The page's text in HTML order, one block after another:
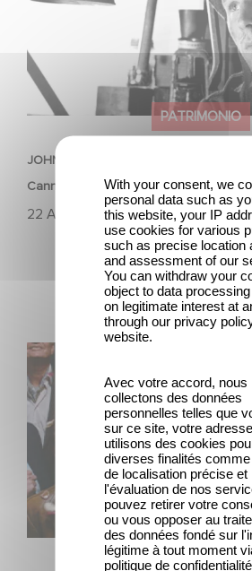
PATRIMONIO
JOHNNY COGIÓ SU FUSIL ha sido
Cannes Classics 2024.
22 Abril 2024
PATRIMONIO
Tribute to Jean-Pierre Bacri
With your consent, we
personal data such as
this website, your IP
use cookies for various
such as precise location
and assessment of our
You can withdraw your
object to data
on legitimate interest at
through our privacy
website.
Avec votre accord, nous
collectons des données
personnelles telles que
sur ce site, votre
utilisons des cookies
diverses finalités
de localisation précise et
l'évaluation de nos
pouvez retirer votre
ou vous opposer au
des données fondé sur
légitime à tout moment
politique de